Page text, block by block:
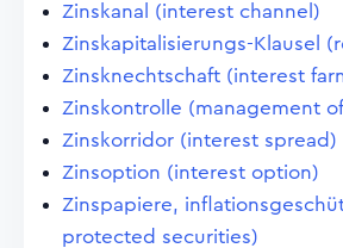
Zinskanal (interest channel)
Zinskapitalisierungs-Klausel
Zinsknechtschaft (interest
Zinskontrolle (management
Zinskorridor (interest spread)
Zinsoption (interest option)
Zinspapiere,
protected securities)